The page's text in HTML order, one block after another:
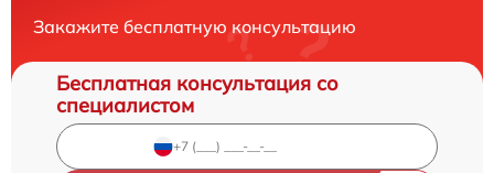
Закажите бесплатную консультацию
Бесплатная консультация со
специалистом